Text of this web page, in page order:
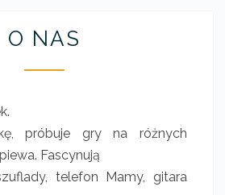
N
S
O NAS
próbuje gry na różnych
Fascynują
telefon Mamy, gitara